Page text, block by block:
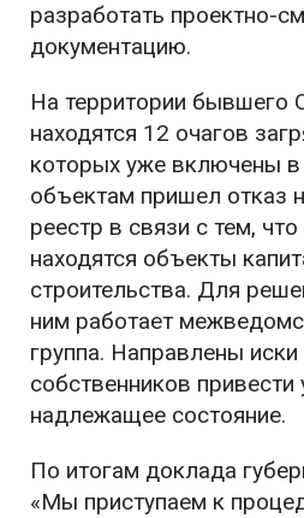
разработать проектно-
документацию.
На территории бывшего
находятся 12 очагов
которых уже включены
объектам пришел отказ
реестр в связи с тем,
находятся объекты
строительства. Для
ним работает
группа. Направлены
собственников привести
надлежащее состояние.
По итогам доклада
«Мы приступаем к